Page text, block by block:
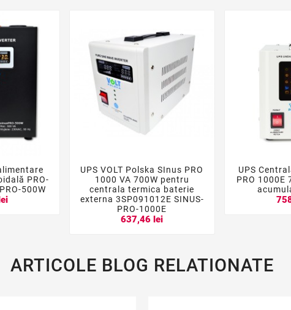
 PRO-
500W
  
UPS VOLT Polska SInus PRO
1000 VA 700W pentru
centrala termica baterie
externa 3SP091012E SINUS-
PRO-1000E
637,46 lei

UPS
PRO 1000E
ARTICOLE BLOG RELATIONATE